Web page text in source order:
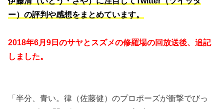
ー）の評判や感想をまとめています。
2018年6月9日のサヤとスズメの修羅場の回放送後、追記
しました。
「半分、青い。律（佐藤健）のプロポーズが衝撃でびっ